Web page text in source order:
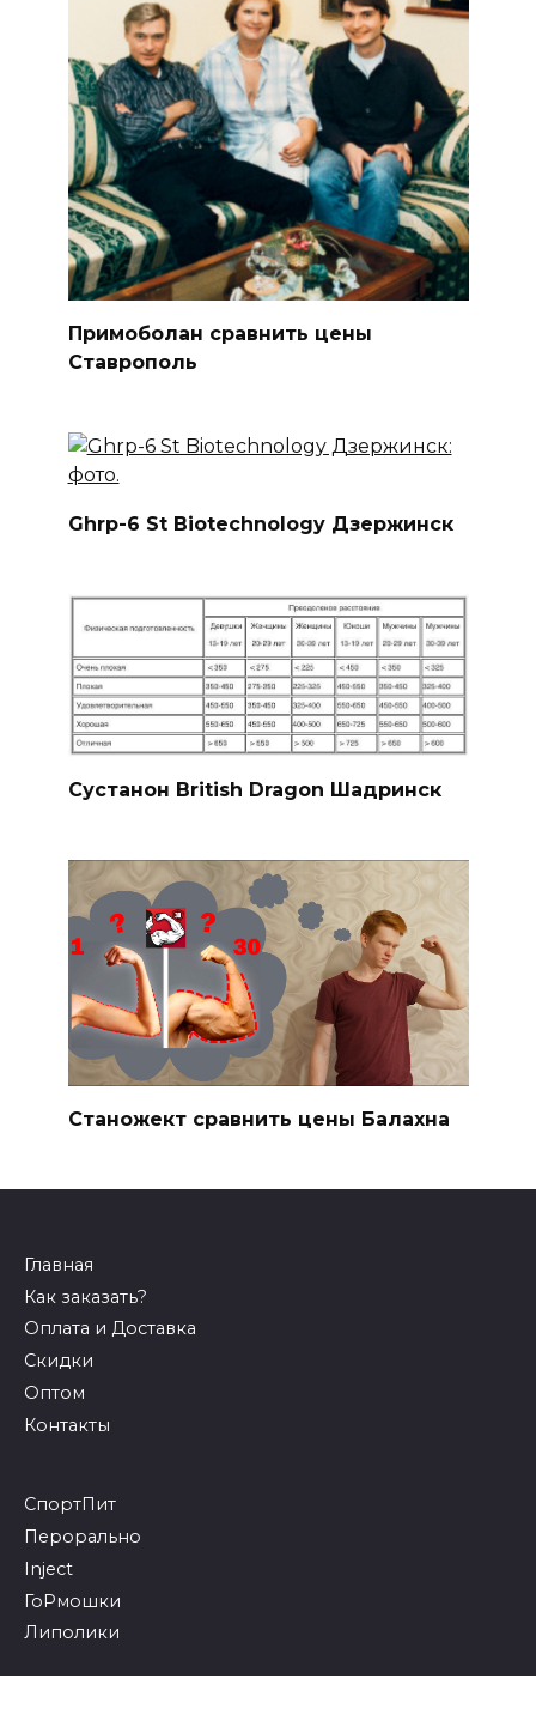
Примоболан сравнить цены
Ставрополь
Ghrp-6 St Biotechnology Дзержинск
Сустанон British Dragon Шадринск
Станожект сравнить цены Балахна
Главная
Как заказать?
Оплата и Доставка
Скидки
Оптом
Контакты
СпортПит
Перорально
Inject
ГоРмошки
Липолики